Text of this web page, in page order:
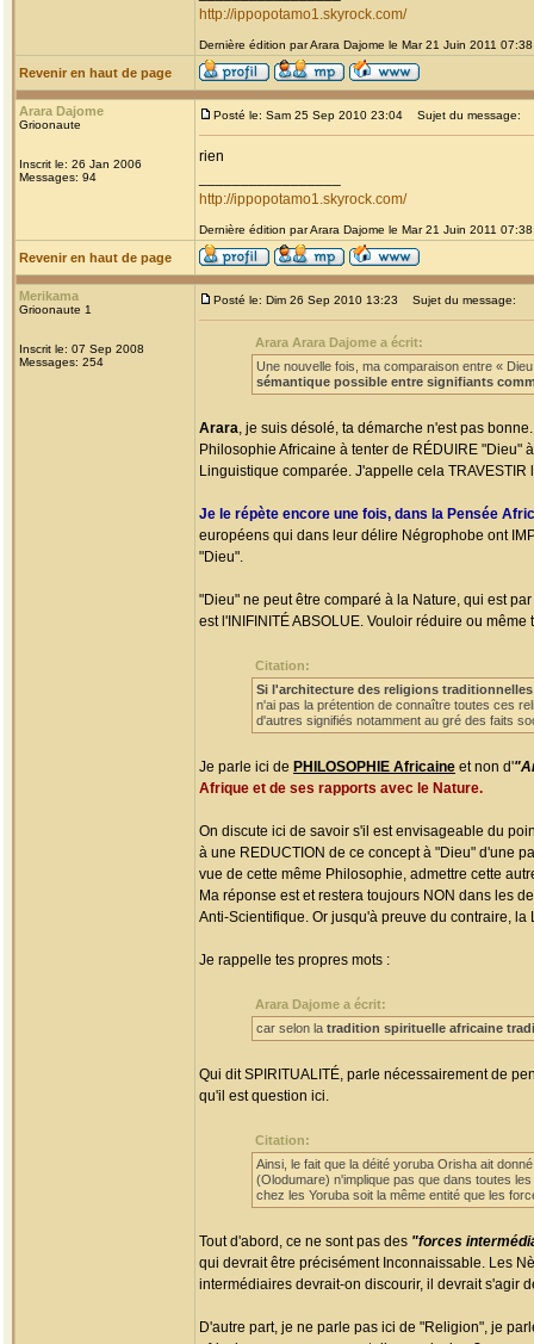
http://ippopotamo1.skyrock.com/
Dernière édition par Arara Dajome le Mar 21 Juin 2011
Revenir en haut de page
Arara Dajome
Grioonaute
Inscrit le: 26 Jan 2006
Messages: 94
Posté le: Sam 25 Sep 2010 23:04 Sujet du message:
rien
http://ippopotamo1.skyrock.com/
Dernière édition par Arara Dajome le Mar 21 Juin 2011
Revenir en haut de page
Merikama
Grioonaute 1
Inscrit le: 07 Sep 2008
Messages: 254
Posté le: Dim 26 Sep 2010 13:23 Sujet du message:
Arara Arara Dajome a écrit:
Une nouvelle fois, ma comparaison entre «
sémantique possible entre signifiants
Arara, je suis désolé, ta démarche n'est pas
Philosophie Africaine à tenter de RÉDUIRE
Linguistique comparée. J'appelle cela
Je le répète encore une fois, dans la Pensée
européens qui dans leur délire Négrophobe ont
"Dieu".
"Dieu" ne peut être comparé à la Nature, qui est
est l'INIFINITÉ ABSOLUE. Vouloir réduire ou
Citation:
Si l'architecture des religions
n'ai pas la prétention de connaître toutes ces
d'autres signifiés notamment au gré des faits
Je parle ici de PHILOSOPHIE Africaine et non d'
Afrique et de ses rapports avec le Nature.
On discute ici de savoir s'il est envisageable du
à une REDUCTION de ce concept à "Dieu" d'une
vue de cette même Philosophie, admettre cette
Ma réponse est et restera toujours NON dans les
Anti-Scientifique. Or jusqu'à preuve du contraire,
Je rappelle tes propres mots :
Arara Dajome a écrit:
car selon la tradition spirituelle africaine
Qui dit SPIRITUALITÉ, parle nécessairement de
qu'il est question ici.
Citation:
Ainsi, le fait que la déité yoruba Orisha ait
(Olodumare) n'implique pas que dans toutes
chez les Yoruba soit la même entité que les
Tout d'abord, ce ne sont pas des "forces
qui devrait être précisément Inconnaissable. Les
intermédiaires devrait-on discourir, il devrait s'agir
D'autre part, je ne parle pas ici de "Religion", je